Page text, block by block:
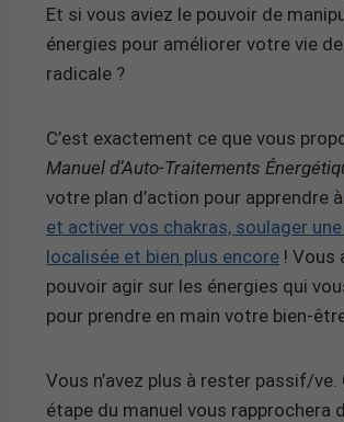
Et si vous aviez le pouvoir de
énergies pour améliorer votre vie
radicale ?
C’est exactement ce que vous
Manuel d’Auto-Traitements
votre plan d’action pour apprendre à
et activer vos chakras, soulager
localisée et bien plus encore ! Vous
pouvoir agir sur les énergies qui
pour prendre en main votre bien-
Vous n’avez plus à rester passif/ve.
étape du manuel vous rapprochera